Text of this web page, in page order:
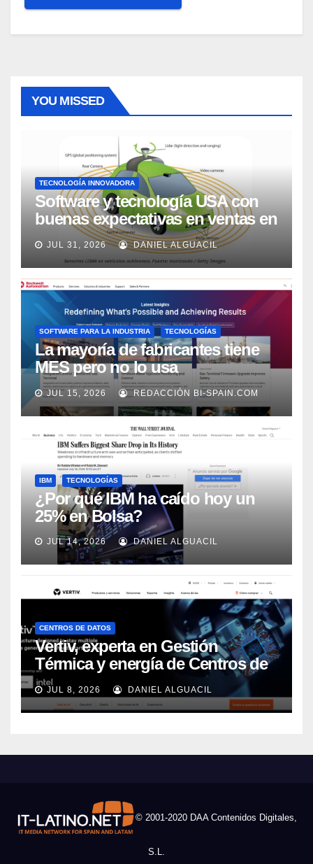
YOU MISSED
TECNOLOGÍA INNOVADORA
Software y tecnología USA con
buenas expectativas en ventas en
los próximos 2 años, según
Market Watch
JUL 31, 2026 DANIEL ALGUACIL
SOFTWARE PARA LA INDUSTRIA TECNOLOGÍAS
La mayoría de fabricantes tiene
MES pero no lo usa
adecuadamente, según Rockwell
Automation
JUL 15, 2026 REDACCIÓN BI-SPAIN.COM
IBM TECNOLOGÍAS
¿Por qué IBM ha caído hoy un
25% en Bolsa?
JUL 14, 2026 DANIEL ALGUACIL
CENTROS DE DATOS
Vertiv, experta en Gestión
Térmica y energía de Centros de
Datos, sigue su crecimiento
imparable
JUL 8, 2026 DANIEL ALGUACIL
© 2001-2020 DAA Contenidos Digitales,
S.L.